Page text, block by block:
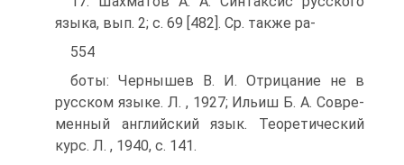
языка, вып. 2; с. 69 [482]. Ср. также ра-
554
боты: Чернышев В. И. Отрицание не в
русском языке. Л. , 1927; Ильиш Б. А. Совре­
менный английский язык. Теоретический
курс. Л. , 1940, с. 141.